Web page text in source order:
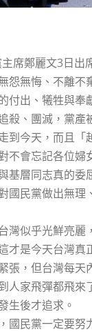
主席鄭麗文3日
怨無悔、不離
付出、犧牲與奉
殺、團滅，黨
到今天，而且
不會忘記各位
基層同志真的
國民黨做出無
灣似乎光鮮亮
才是今天台灣真
張，但台灣每
人家飛彈都飛
生後才追求。
國民黨一定要